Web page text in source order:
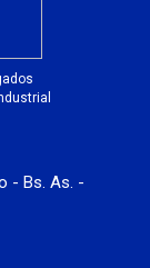
- Bs. As. -